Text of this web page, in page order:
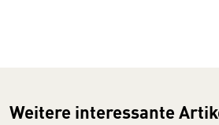
Weitere interessante